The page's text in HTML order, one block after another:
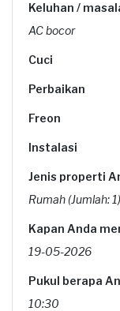
Keluhan /
AC bocor
Cuci
Perbaikan
Freon
Instalasi
Jenis properti
Rumah (Jumlah: 1)
Kapan Anda
19-05-2026
Pukul berapa
10:30